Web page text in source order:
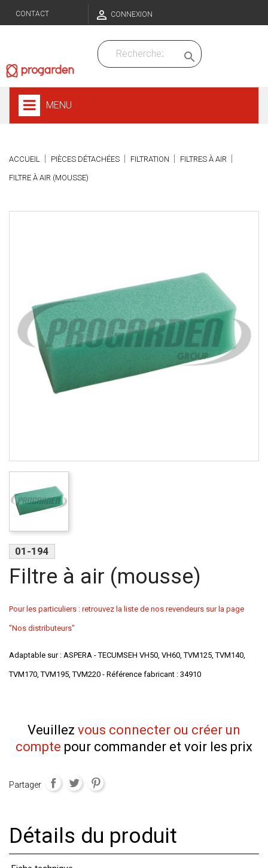
CONTACT  CONNEXION

MENU
ACCUEIL PIÈCES DÉTACHÉES FILTRATION FILTRES À AIR
FILTRE À AIR (MOUSSE)
01-194
Filtre à air (mousse)
Pour les particuliers : retrouvez la liste de nos revendeurs sur la page
"Nos distributeurs"
Adaptable sur : ASPERA - TECUMSEH VH50, VH60, TVM125, TVM140,
TVM170, TVM195, TVM220 - Référence fabricant : 34910
Veuillez vous connecter ou créer un
compte pour commander et voir les prix
Partager
Détails du produit